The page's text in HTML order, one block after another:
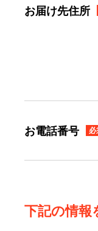
お届け先住所
お電話番号 必
下記の情報